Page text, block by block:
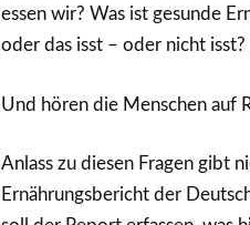
essen wir? Was ist gesunde
oder das isst – oder nicht isst?
Und hören die Menschen auf
Anlass zu diesen Fragen gibt
Ernährungsbericht der